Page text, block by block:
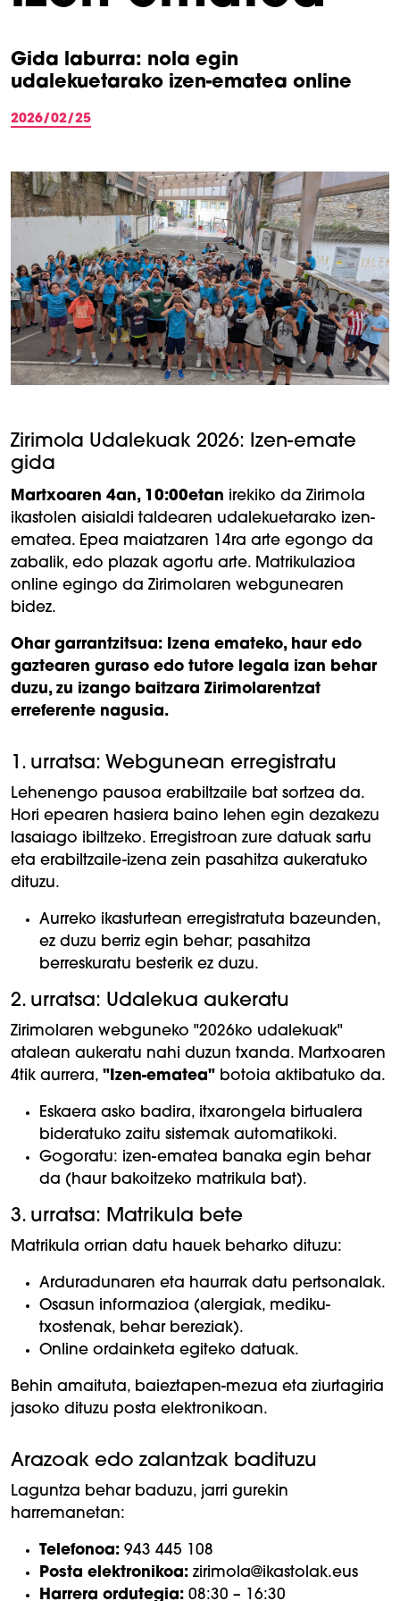
Gida laburra: nola egin
udalekuetarako izen-ematea online
2026/02/25
Zirimola Udalekuak 2026: Izen-emate
gida
Martxoaren 4an, 10:00etan irekiko da Zirimola
ikastolen aisialdi taldearen udalekuetarako izen-
ematea. Epea maiatzaren 14ra arte egongo da
zabalik, edo plazak agortu arte. Matrikulazioa
online egingo da Zirimolaren webgunearen
bidez.
Ohar garrantzitsua: Izena emateko, haur edo
gaztearen guraso edo tutore legala izan behar
duzu, zu izango baitzara Zirimolarentzat
erreferente nagusia.
1. urratsa: Webgunean erregistratu
Lehenengo pausoa erabiltzaile bat sortzea da.
Hori epearen hasiera baino lehen egin dezakezu
lasaiago ibiltzeko. Erregistroan zure datuak sartu
eta erabiltzaile-izena zein pasahitza aukeratuko
dituzu.
Aurreko ikasturtean erregistratuta bazeunden,
ez duzu berriz egin behar; pasahitza
berreskuratu besterik ez duzu.
2. urratsa: Udalekua aukeratu
Zirimolaren webguneko "2026ko udalekuak"
atalean aukeratu nahi duzun txanda. Martxoaren
4tik aurrera, "Izen-ematea" botoia aktibatuko da.
Eskaera asko badira, itxarongela birtualera
bideratuko zaitu sistemak automatikoki.
Gogoratu: izen-ematea banaka egin behar
da (haur bakoitzeko matrikula bat).
3. urratsa: Matrikula bete
Matrikula orrian datu hauek beharko dituzu:
Arduradunaren eta haurrak datu pertsonalak.
Osasun informazioa (alergiak, mediku-
txostenak, behar bereziak).
Online ordainketa egiteko datuak.
Behin amaituta, baieztapen-mezua eta ziurtagiria
jasoko dituzu posta elektronikoan.
Arazoak edo zalantzak badituzu
Laguntza behar baduzu, jarri gurekin
harremanetan:
Telefonoa: 943 445 108
Posta elektronikoa: zirimola@ikastolak.eus
Harrera ordutegia: 08:30 – 16:30